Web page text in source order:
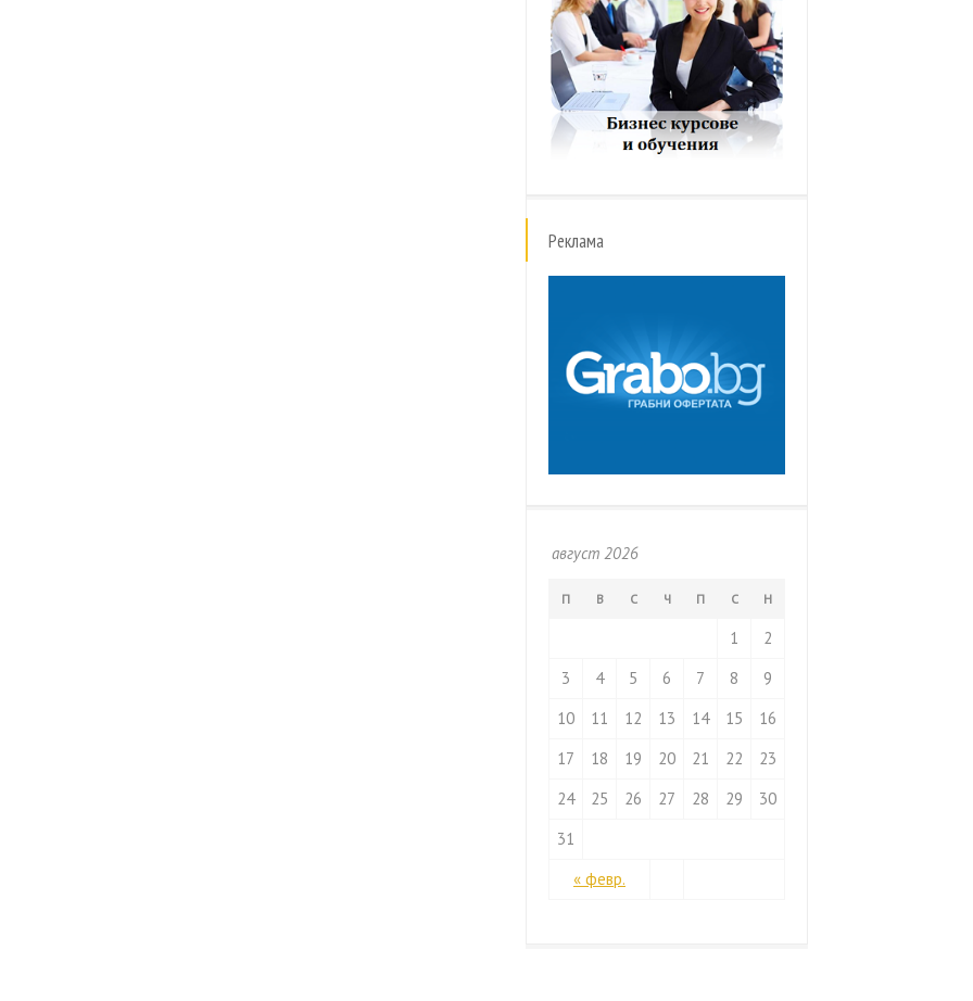
Реклама
август 2026
П В С Ч П С Н
« февр.
1
2
3
4 5 6 7 8
9
10
11 12 13 14 15
16
17
18 19 20 21 22
23
24
25 26 27 28 29
30
31